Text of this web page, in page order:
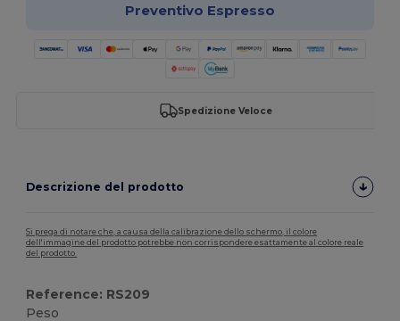
Preventivo Espresso
Spedizione Veloce
Descrizione del prodotto
Si prega di notare che, a causa della calibrazione dello schermo, il colore
dell'immagine del prodotto potrebbe non corrispondere esattamente al colore reale
del prodotto.
Reference: RS209
Peso